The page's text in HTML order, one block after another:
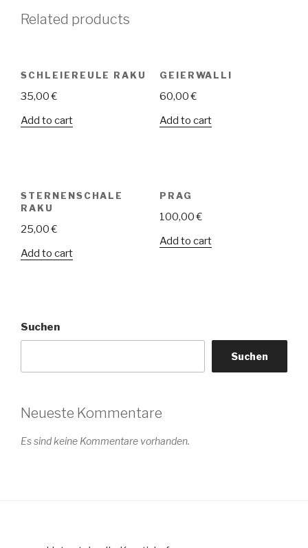
Related products
SCHLEIEREULE RAKU
35,00€
Add to cart
GEIERWALLI
60,00€
Add to cart
STERNENSCHALE
RAKU
25,00€
Add to cart
PRAG
100,00€
Add to cart
Suchen
Suchen
Neueste Kommentare
Es sind keine Kommentare vorhanden.